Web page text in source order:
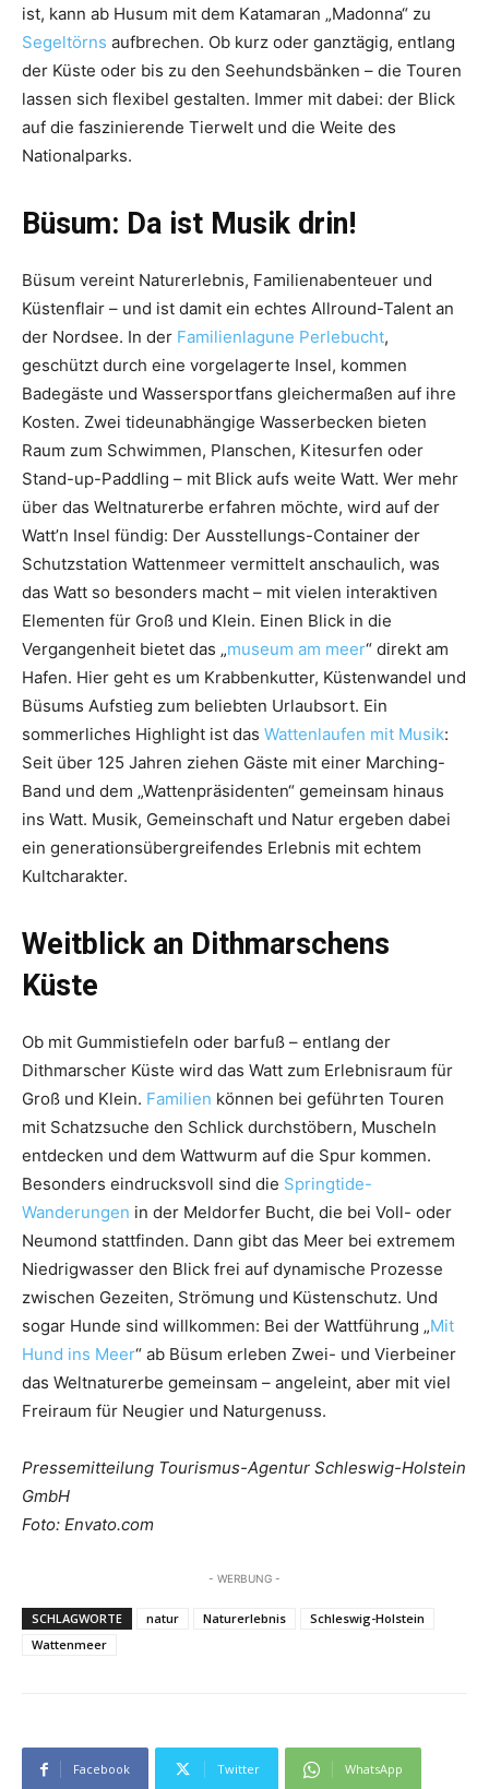
ist, kann ab Husum mit dem Katamaran „Madonna“ zu
Segeltörns aufbrechen. Ob kurz oder ganztägig, entlang
der Küste oder bis zu den Seehundsbänken – die Touren
lassen sich flexibel gestalten. Immer mit dabei: der Blick
auf die faszinierende Tierwelt und die Weite des
Nationalparks.
Büsum: Da ist Musik drin!
Büsum vereint Naturerlebnis, Familienabenteuer und
Küstenflair – und ist damit ein echtes Allround-Talent an
der Nordsee. In der Familienlagune Perlebucht,
geschützt durch eine vorgelagerte Insel, kommen
Badegäste und Wassersportfans gleichermaßen auf ihre
Kosten. Zwei tideunabhängige Wasserbecken bieten
Raum zum Schwimmen, Planschen, Kitesurfen oder
Stand-up-Paddling – mit Blick aufs weite Watt. Wer mehr
über das Weltnaturerbe erfahren möchte, wird auf der
Watt’n Insel fündig: Der Ausstellungs-Container der
Schutzstation Wattenmeer vermittelt anschaulich, was
das Watt so besonders macht – mit vielen interaktiven
Elementen für Groß und Klein. Einen Blick in die
Vergangenheit bietet das „museum am meer“ direkt am
Hafen. Hier geht es um Krabbenkutter, Küstenwandel und
Büsums Aufstieg zum beliebten Urlaubsort. Ein
sommerliches Highlight ist das Wattenlaufen mit Musik:
Seit über 125 Jahren ziehen Gäste mit einer Marching-
Band und dem „Wattenpräsidenten“ gemeinsam hinaus
ins Watt. Musik, Gemeinschaft und Natur ergeben dabei
ein generationsübergreifendes Erlebnis mit echtem
Kultcharakter.
Weitblick an Dithmarschens
Küste
Ob mit Gummistiefeln oder barfuß – entlang der
Dithmarscher Küste wird das Watt zum Erlebnisraum für
Groß und Klein. Familien können bei geführten Touren
mit Schatzsuche den Schlick durchstöbern, Muscheln
entdecken und dem Wattwurm auf die Spur kommen.
Besonders eindrucksvoll sind die Springtide-
Wanderungen in der Meldorfer Bucht, die bei Voll- oder
Neumond stattfinden. Dann gibt das Meer bei extremem
Niedrigwasser den Blick frei auf dynamische Prozesse
zwischen Gezeiten, Strömung und Küstenschutz. Und
sogar Hunde sind willkommen: Bei der Wattführung „Mit
Hund ins Meer“ ab Büsum erleben Zwei- und Vierbeiner
das Weltnaturerbe gemeinsam – angeleint, aber mit viel
Freiraum für Neugier und Naturgenuss.
Pressemitteilung Tourismus-Agentur Schleswig-Holstein
GmbH
Foto: Envato.com
- WERBUNG -
SCHLAGWORTE natur Naturerlebnis
Schleswig-Holstein
Wattenmeer
Facebook Twitter WhatsApp